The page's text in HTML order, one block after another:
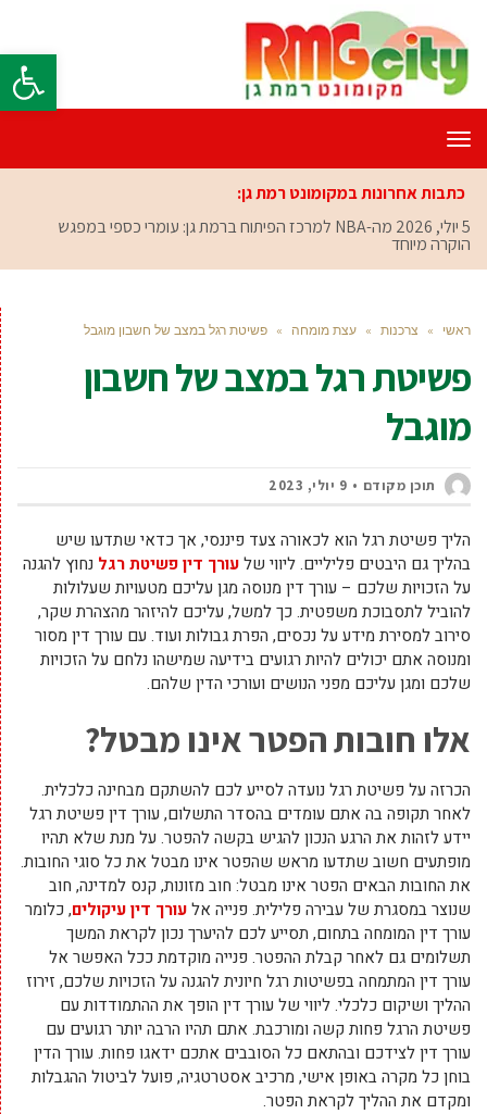
פתח
תפריט
כתבות אחרונות במקומונט רמת גן:
5 יולי, 2026
מה-NBA למרכז הפיתוח ברמת גן: עומרי כספי במפגש
הוקרה מיוחד
ראשי » צרכנות » עצת מומחה » פשיטת רגל במצב של חשבון מוגבל
פשיטת רגל במצב של חשבון
מוגבל
תוכן מקודם 9 יולי, 2023
הליך פשיטת רגל הוא לכאורה צעד פיננסי, אך כדאי שתדעו שיש
בהליך גם היבטים פליליים. ליווי שלעורך דין פשיטת רגל נחוץ להגנה
על הזכויות שלכם – עורך דין מנוסה מגן עליכם מטעויות שעלולות
להוביל לתסבוכת משפטית. כך למשל, עליכם להיזהר מהצהרת שקר,
סירוב למסירת מידע על נכסים, הפרת גבולות ועוד. עם עורך דין מסור
ומנוסה אתם יכולים להיות רגועים בידיעה שמישהו נלחם על הזכויות
שלכם ומגן עליכם מפני הנושים ועורכי הדין שלהם.
אלו חובות הפטר אינו מבטל?
הכרזה על פשיטת רגל נועדה לסייע לכם להשתקם מבחינה כלכלית.
לאחר תקופה בה אתם עומדים בהסדר התשלום, עורך דין פשיטת רגל
יידע לזהות את הרגע הנכון להגיש בקשה להפטר. על מנת שלא תהיו
מופתעים חשוב שתדעו מראש שהפטר אינו מבטל את כל סוגי החובות.
את החובות הבאים הפטר אינו מבטל: חוב מזונות, קנס למדינה, חוב
שנוצר במסגרת של עבירה פלילית. פנייה אלעורך דין עיקולים, כלומר
עורך דין המומחה בתחום, תסייע לכם להיערך נכון לקראת המשך
תשלומים גם לאחר קבלת ההפטר. פנייה מוקדמת ככל האפשר אל
עורך דין המתמחה בפשיטות רגל חיונית להגנה על הזכויות שלכם, זירוז
ההליך ושיקום כלכלי. ליווי של עורך דין הופך את ההתמודדות עם
פשיטת הרגל פחות קשה ומורכבת. אתם תהיו הרבה יותר רגועים עם
עורך דין לצידכם ובהתאם כל הסובבים אתכם ידאגו פחות. עורך הדין
בוחן כל מקרה באופן אישי, מרכיב אסטרטגיה, פועל לביטול ההגבלות
ומקדם את ההליך לקראת הפטר.